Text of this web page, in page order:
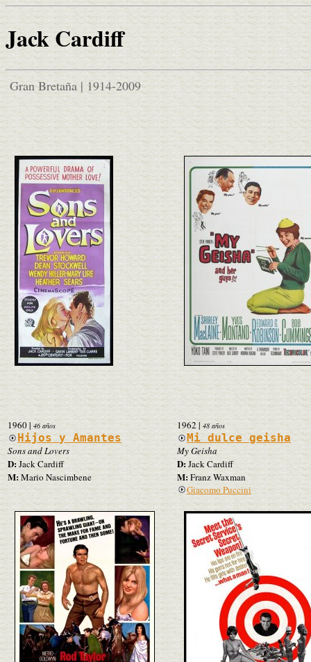
Jack Cardiff
Gran Bretaña | 1914-2009
1960| 46 años
Hijos y Amantes
Sons and Lovers
D:Jack Cardiff
M:Mario Nascimbene
1962 | 48 años
Mi dulce geisha
My Geisha
D:Jack Cardiff
M:Franz Waxman
Giacomo Puccini